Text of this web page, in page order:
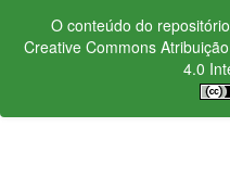
O conteúdo do
Creative Commons
4.0